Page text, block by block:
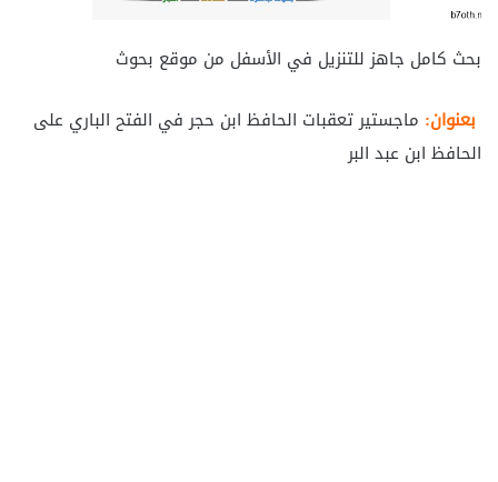
بحث كامل جاهز للتنزيل في الأسفل من موقع بحوث
بعنوان: ماجستير تعقبات الحافظ ابن حجر في الفتح الباري على
الحافظ ابن عبد البر